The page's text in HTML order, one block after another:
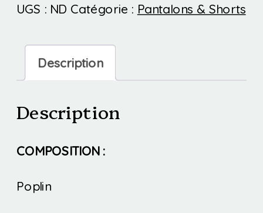
UGS : ND Catégorie : Pantalons & Shorts
Description
Description
COMPOSITION :
Poplin